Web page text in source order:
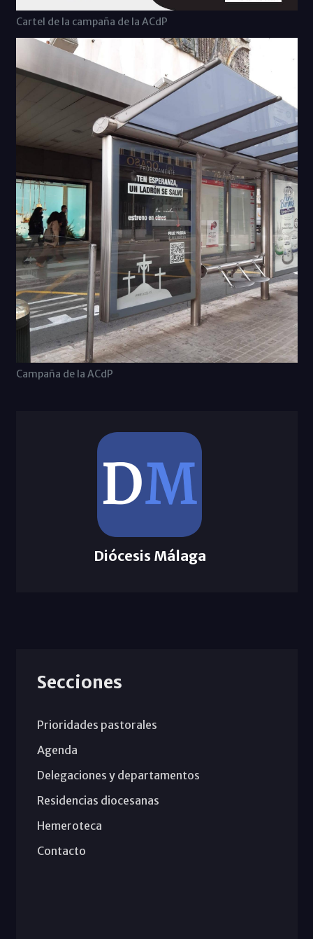
Cartel de la campaña de la ACdP
Campaña de la ACdP
Diócesis Málaga
Secciones
Prioridades pastorales
Agenda
Delegaciones y departamentos
Residencias diocesanas
Hemeroteca
Contacto